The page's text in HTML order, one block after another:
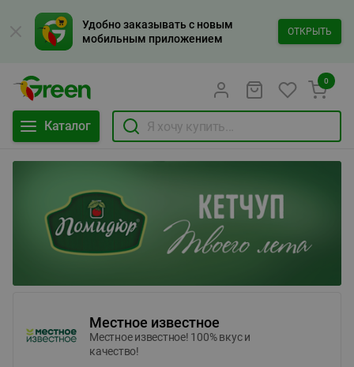
Удобно заказывать с новым
мобильным приложением
ОТКРЫТЬ
Каталог
0
Местное известное
Местное известное! 100% вкус и
качество!